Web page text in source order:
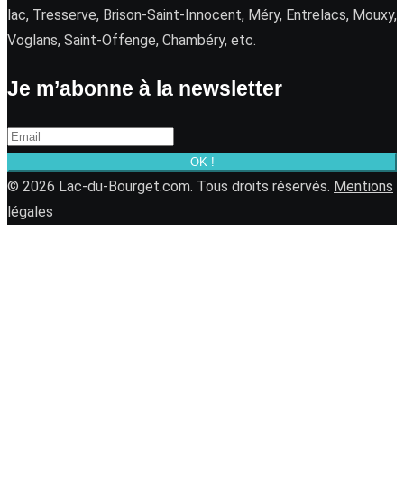
lac, Tresserve, Brison-Saint-Innocent, Méry, Entrelacs, Mouxy,
Voglans, Saint-Offenge, Chambéry, etc.
Je m’abonne à la newsletter
OK !
© 2026 Lac-du-Bourget.com. Tous droits réservés. Mentions
légales